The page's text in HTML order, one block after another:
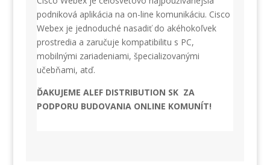
podniková aplikácia na on-line komunikáciu. Cisco
Webex je jednoduché nasadiť do akéhokoľvek
prostredia a zaručuje kompatibilitu s PC,
mobilnými zariadeniami, špecializovanými
učebňami, atď.
ĎAKUJEME ALEF DISTRIBUTION SK ZA
PODPORU BUDOVANIA ONLINE KOMUNÍT!